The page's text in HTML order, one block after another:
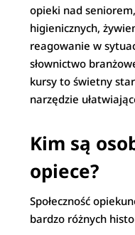
opieki nad
higienicznych,
reagowanie w
słownictwo
kursy to świetny
narzędzie
Kim są
opiece?
Społeczność
bardzo różnych